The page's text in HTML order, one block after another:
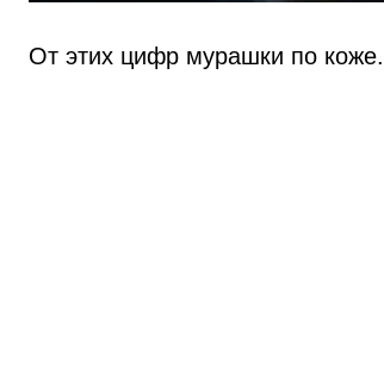
От этих цифр мурашки по коже.